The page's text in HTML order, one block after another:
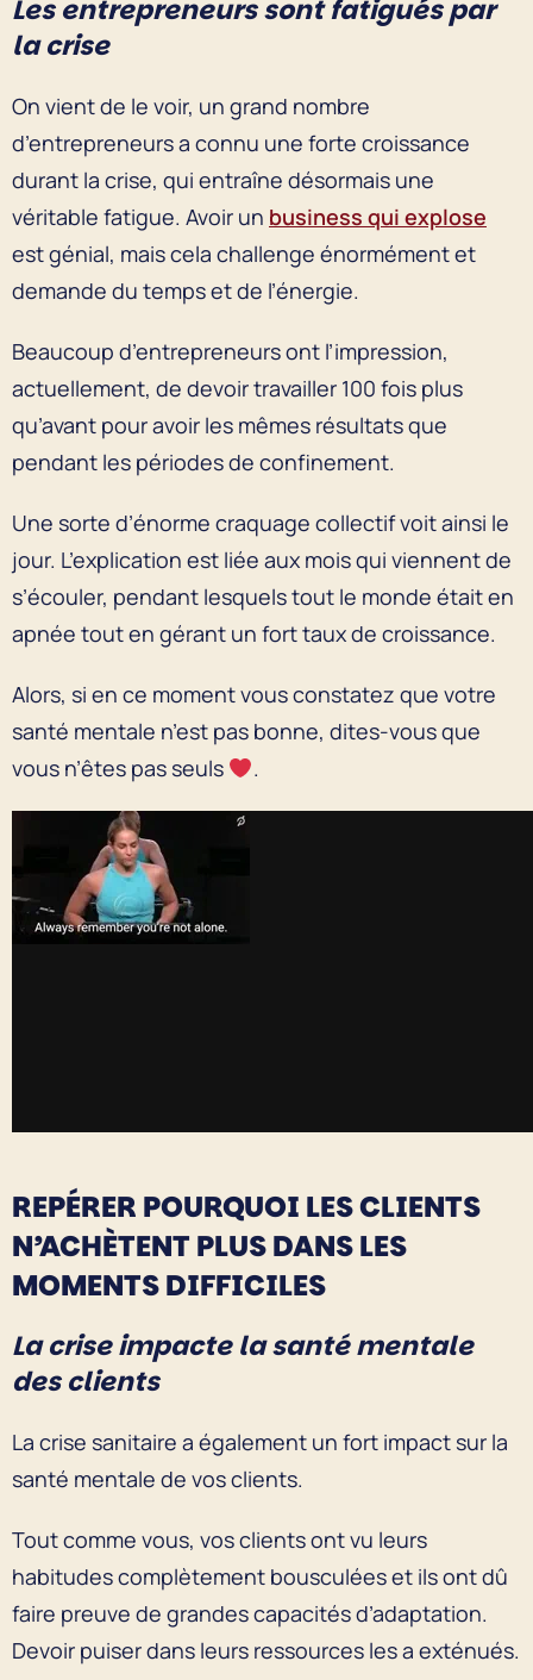
Les entrepreneurs sont fatigués par
la crise
On vient de le voir, un grand nombre
d’entrepreneurs a connu une forte croissance
durant la crise, qui entraîne désormais une
véritable fatigue. Avoir un business qui explose
est génial, mais cela challenge énormément et
demande du temps et de l’énergie.
Beaucoup d’entrepreneurs ont l’impression,
actuellement, de devoir travailler 100 fois plus
qu’avant pour avoir les mêmes résultats que
pendant les périodes de confinement.
Une sorte d’énorme craquage collectif voit ainsi le
jour. L’explication est liée aux mois qui viennent de
s’écouler, pendant lesquels tout le monde était en
apnée tout en gérant un fort taux de croissance.
Alors, si en ce moment vous constatez que votre
santé mentale n’est pas bonne, dites-vous que
vous n’êtes pas seuls
.
REPÉRER POURQUOI LES CLIENTS
N’ACHÈTENT PLUS DANS LES
MOMENTS DIFFICILES
La crise impacte la santé mentale
des clients
La crise sanitaire a également un fort impact sur la
santé mentale de vos clients.
Tout comme vous, vos clients ont vu leurs
habitudes complètement bousculées et ils ont dû
faire preuve de grandes capacités d’adaptation.
Devoir puiser dans leurs ressources les a exténués.